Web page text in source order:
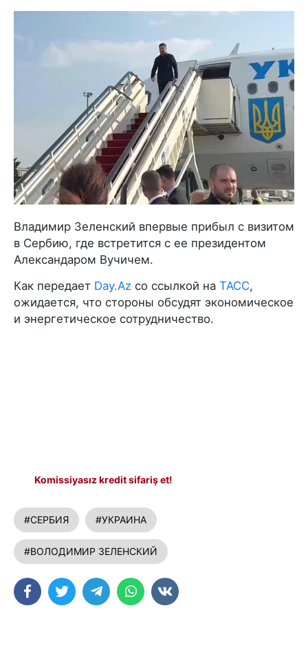
Владимир Зеленский впервые прибыл с визитом
в Сербию, где встретится с ее президентом
Александаром Вучичем.
Как передает Day.Az со ссылкой на ТАСС,
ожидается, что стороны обсудят экономическое
и энергетическое сотрудничество.
Komissiyasız kredit sifariş et!
#СЕРБИЯ #УКРАИНА
#ВОЛОДИМИР ЗЕЛЕНСКИЙ